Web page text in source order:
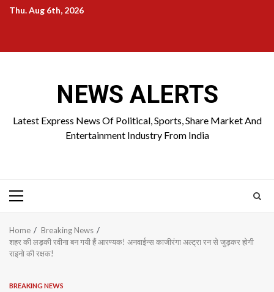
SkipThu. Aug 6th, 2026
NEWS ALERTS
Latest Express News Of Political, Sports, Share Market And
Entertainment Industry From India
Primary
Home
Breaking News
शहर की लड़की रवीना बन गयी हैं आरण्यक! अनवाईन्स काजीरंगा अल्ट्रा रन से जुड़कर होगी
राइनो की रक्षक!
BREAKING NEWS